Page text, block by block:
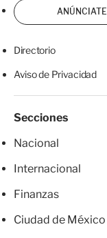
ANÚNCIATE
Directorio
Aviso de Privacidad
Secciones
Nacional
Internacional
Finanzas
Ciudad de México